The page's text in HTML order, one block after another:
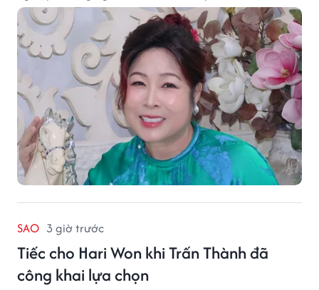
nghệ thuật.
SAO 3 giờ trước
Tiếc cho Hari Won khi Trấn Thành đã
công khai lựa chọn